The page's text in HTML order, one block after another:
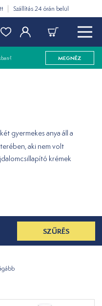
Szállítás 24 órán belül
MEGNÉZ
gyermekes anya áll a
aki nem volt
krémek
SZŰRÉS